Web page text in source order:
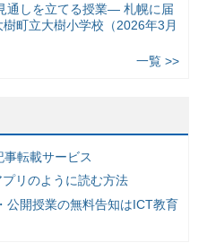
通しを立てる授業— 札幌に届
町立大樹小学校（2026年3月
一覧 >>
事転載サービス
リのように読む方法
公開授業の無料告知はICT教育